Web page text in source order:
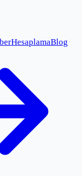
HesaplamaBlog